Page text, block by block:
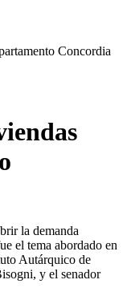
Concordia
la demanda
el tema abordado en
Autárquico de
y el senador